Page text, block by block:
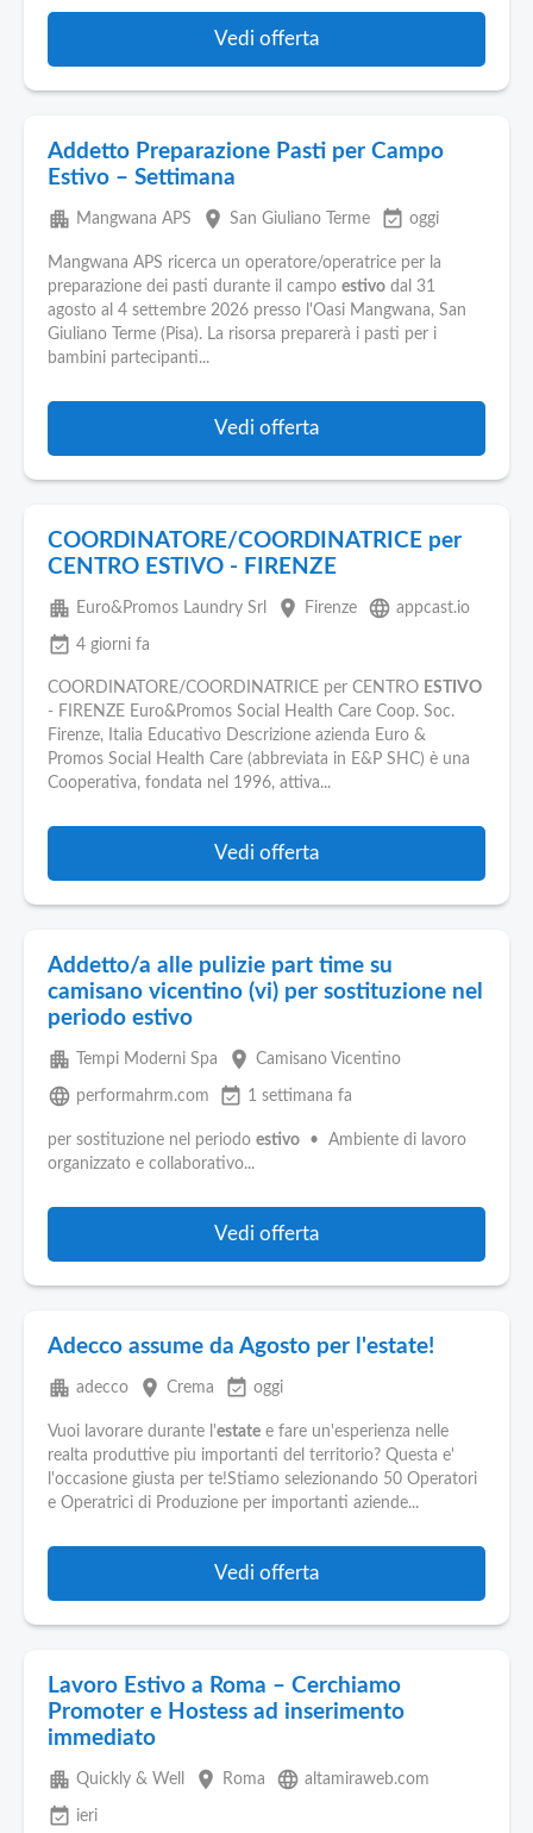
Vedi offerta
Addetto Preparazione Pasti per Campo
Estivo – Settimana
apartment Mangwana APS place San Giuliano Terme event_available oggi
Mangwana APS ricerca un operatore/operatrice per la
preparazione dei pasti durante il campo estivo dal 31
agosto al 4 settembre 2026 presso l'Oasi Mangwana, San
Giuliano Terme (Pisa). La risorsa preparerà i pasti per i
bambini partecipanti...
Vedi offerta
COORDINATORE/COORDINATRICE per
CENTRO ESTIVO - FIRENZE
apartment Euro&Promos Laundry Srl place Firenze language appcast.io
event_available 4 giorni fa
COORDINATORE/COORDINATRICE per CENTRO ESTIVO
- FIRENZE Euro&Promos Social Health Care Coop. Soc.
Firenze, Italia Educativo Descrizione azienda Euro &
Promos Social Health Care (abbreviata in E&P SHC) è una
Cooperativa, fondata nel 1996, attiva...
Vedi offerta
Addetto/a alle pulizie part time su
camisano vicentino (vi) per sostituzione nel
periodo estivo
apartment Tempi Moderni Spa place Camisano Vicentino
language performahrm.com event_available 1 settimana fa
per sostituzione nel periodo estivo • Ambiente di lavoro
organizzato e collaborativo...
Vedi offerta
Adecco assume da Agosto per l'estate!
apartment adecco place Crema event_available oggi
Vuoi lavorare durante l'estate e fare un'esperienza nelle
realta produttive piu importanti del territorio? Questa e'
l'occasione giusta per te!Stiamo selezionando 50 Operatori
e Operatrici di Produzione per importanti aziende...
Vedi offerta
Lavoro Estivo a Roma – Cerchiamo
Promoter e Hostess ad inserimento
immediato
apartment Quickly & Well place Roma language altamiraweb.com
event_available ieri